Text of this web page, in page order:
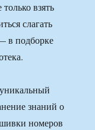
взять
слагать
в подборке
знаний о
номеров